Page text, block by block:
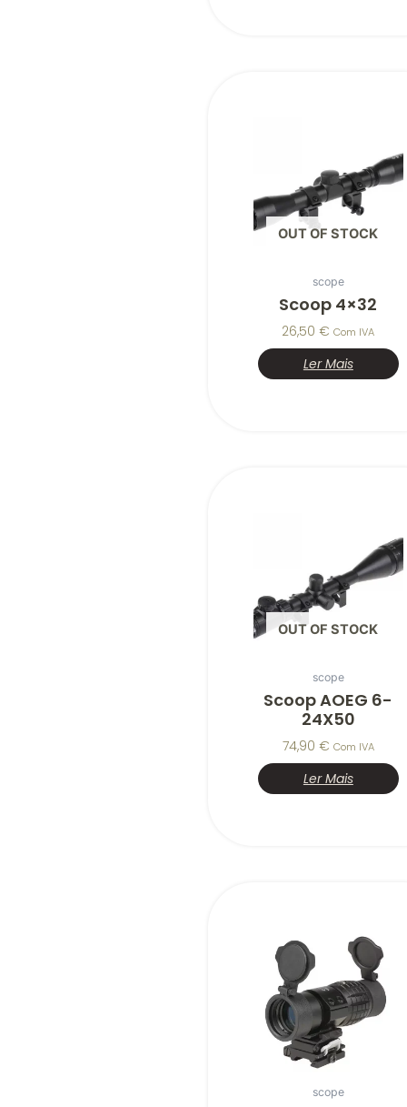
OUT OF STOCK
scope
Scoop 4×32
26,50€ Com IVA
Ler Mais
OUT OF STOCK
scope
Scoop AOEG 6-
24X50
74,90 € Com IVA
Ler Mais
scope